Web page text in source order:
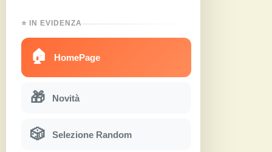
⭐ IN EVIDENZA
🏠 HomePage
🎁 Novità
🎲 Selezione Random